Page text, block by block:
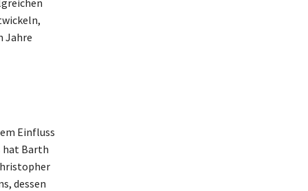
Jahre
Einfluss
hat Barth
dessen